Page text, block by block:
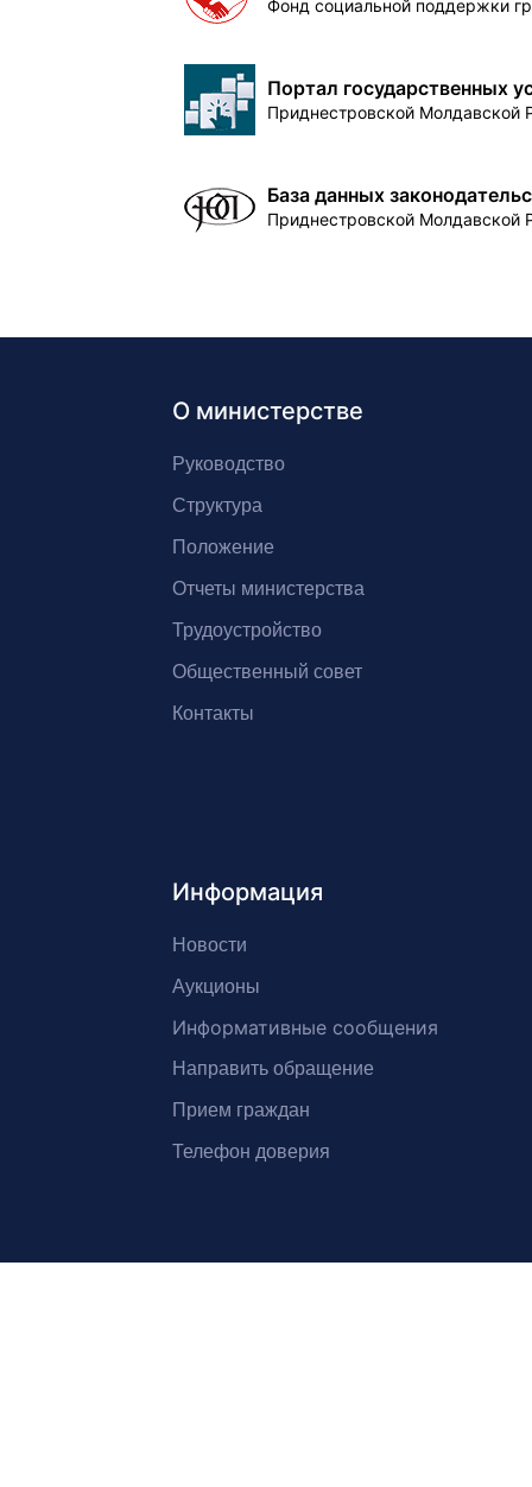
Фонд социальной поддержки
Портал государственных
Приднестровской Молдавской
База данных
Приднестровской Молдавской
О министерстве
Руководство
Структура
Положение
Отчеты министерства
Трудоустройство
Общественный совет
Контакты
Информация
Новости
Аукционы
Информативные сообщения
Направить обращение
Прием граждан
Телефон доверия